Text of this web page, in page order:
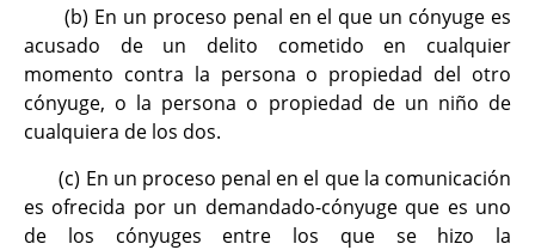
(b) En un proceso penal en el que un cónyuge es
acusado de un delito cometido en cualquier
momento contra la persona o propiedad del otro
cónyuge, o la persona o propiedad de un niño de
cualquiera de los dos.
(c) En un proceso penal en el que la comunicación
es ofrecida por un demandado-cónyuge que es uno
de los cónyuges entre los que se hizo la